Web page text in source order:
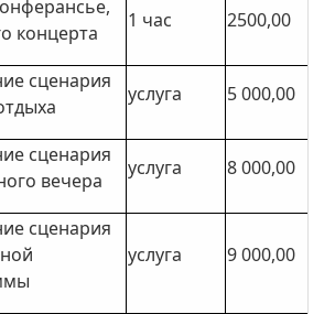
концерта
1 час 2500,00
сценария
услуга 5 000,00
сценария
вечера
услуга 8 000,00
сценария
услуга 9 000,00